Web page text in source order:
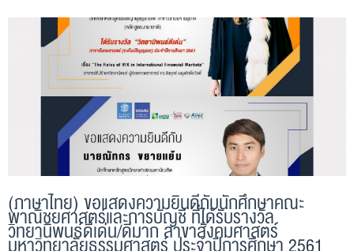
(ภาษาไทย) ขอแสดงความยินดีกับนักศึกษาคณะ
พาณิชยศาสตร์และการบัญชี ที่ได้รับรางวัล
วิทยานิพนธ์ดีเด่น/ดีมาก สาขาสังคมศาสตร์